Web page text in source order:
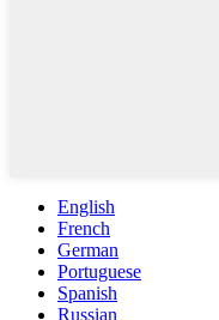
English
French
German
Portuguese
Spanish
Russian